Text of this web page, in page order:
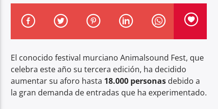
MATTHIEU FAUBOURG
Center Waves
El conocido festival murciano Animalsound Fest, que
celebra este año su tercera edición, ha decidido
aumentar su aforo hasta 18.000 personas debido a
la gran demanda de entradas que ha experimentado.